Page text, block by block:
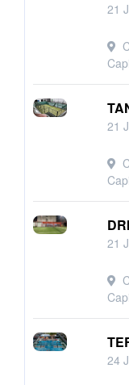
21
21
21
24